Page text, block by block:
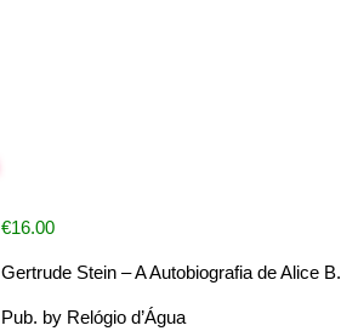
€16.00
Gertrude Stein – A Autobiografia de Alice
Pub. by Relógio d’Água